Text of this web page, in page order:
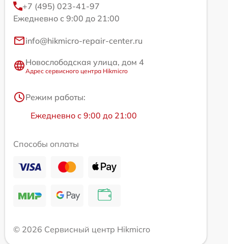
+7 (495) 023-41-97
Ежедневно с 9:00 до 21:00
info@hikmicro-repair-center.ru
Новослободская улица, дом 4
Адрес сервисного центра Hikmicro
Режим работы:
Ежедневно с 9:00 до 21:00
Способы оплаты
© 2026 Сервисный центр Hikmicro